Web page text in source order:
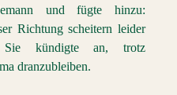
und fügte hinzu:
Richtung scheitern leider
kündigte an, trotz
dranzubleiben.